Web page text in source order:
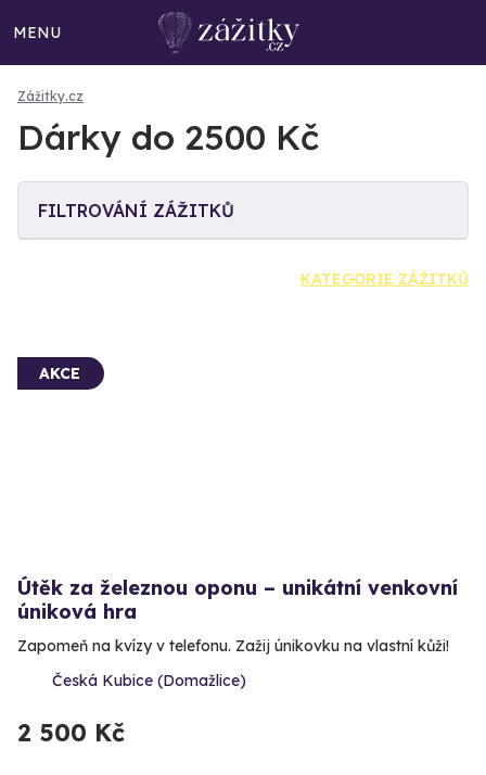
MENU
Zážitky.cz
Dárky do 2500 Kč
FILTROVÁNÍ ZÁŽITKŮ
KATEGORIE ZÁŽITKŮ
AKCE
Útěk za železnou oponu – unikátní venkovní
úniková hra
Zapomeň na kvízy v telefonu. Zažij únikovku na vlastní kůži!
Česká Kubice (Domažlice)
2 500 Kč